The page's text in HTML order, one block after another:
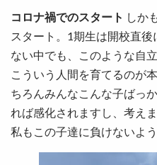
コロナ禍でのスタート しか
スタート。1期生は開校直
ない中でも、このような自
こういう人間を育てるのが
ちろんみんなこんな子ばっ
れば感化されますし、考えま
私もこの子達に負けないよ